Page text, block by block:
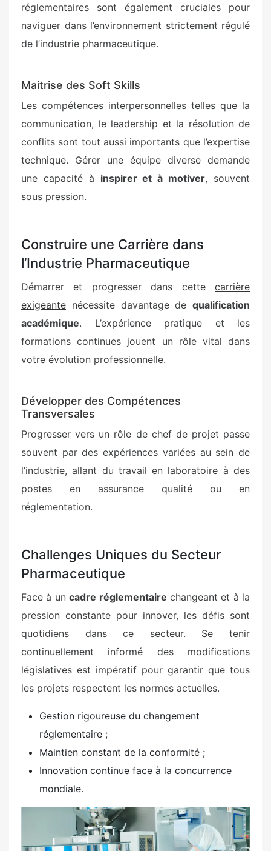
réglementaires sont également cruciales pour
naviguer dans l’environnement strictement régulé
de l’industrie pharmaceutique.
Maitrise des Soft Skills
Les compétences interpersonnelles telles que la
communication, le leadership et la résolution de
conflits sont tout aussi importants que l’expertise
technique. Gérer une équipe diverse demande
une capacité à inspirer et à motiver, souvent
sous pression.
Construire une Carrière dans
l’Industrie Pharmaceutique
Démarrer et progresser dans cette carrière
exigeante nécessite davantage de qualification
académique. L’expérience pratique et les
formations continues jouent un rôle vital dans
votre évolution professionnelle.
Développer des Compétences
Transversales
Progresser vers un rôle de chef de projet passe
souvent par des expériences variées au sein de
l’industrie, allant du travail en laboratoire à des
postes en assurance qualité ou en
réglementation.
Challenges Uniques du Secteur
Pharmaceutique
Face à uncadre réglementaire changeant et à la
pression constante pour innover, les défis sont
quotidiens dans ce secteur. Se tenir
continuellement informé des modifications
législatives est impératif pour garantir que tous
les projets respectent les normes actuelles.
Gestion rigoureuse du changement
réglementaire ;
Maintien constant de la conformité ;
Innovation continue face à la concurrence
mondiale.